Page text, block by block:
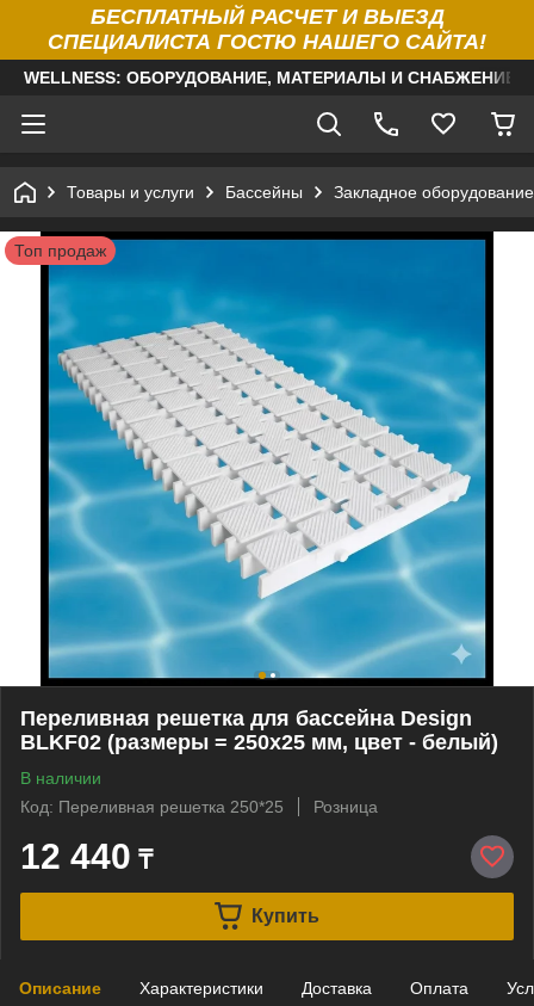
БЕСПЛАТНЫЙ РАСЧЕТ И ВЫЕЗД
СПЕЦИАЛИСТА ГОСТЮ НАШЕГО САЙТА!
WELLNESS: ОБОРУДОВАНИЕ, МАТЕРИАЛЫ И
Товары и услуги Бассейны Закладное
Топ продаж
Переливная решетка для бассейна Design
BLKF02 (размеры = 250x25 мм, цвет - белый)
В наличии
Код: Переливная решетка 250*25
Розница
12 440 ₸
Купить
Описание Характеристики Доставка Оплата